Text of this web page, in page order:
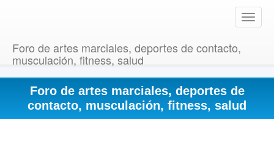
T
o
e
v
Foro de artes marciales, deportes de contacto,
musculación, fitness, salud
Foro de artes marciales, deportes de
contacto, musculación, fitness, salud